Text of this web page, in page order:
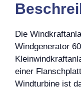
Die
Windgenerator
einer
Windturbine ist